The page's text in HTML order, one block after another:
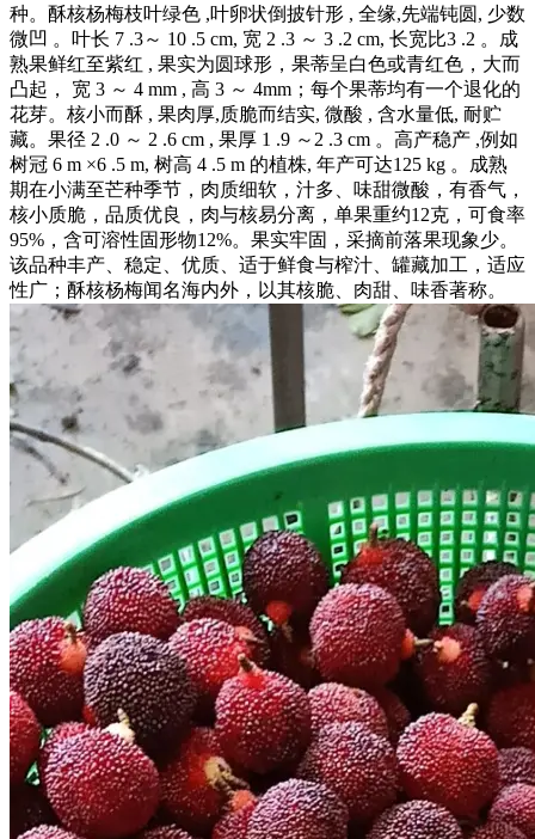
种。酥核杨梅枝叶绿色 ,叶卵状倒披针形 , 全缘,先端钝圆, 少数
微凹 。叶长 7 .3～ 10 .5 cm, 宽 2 .3 ～ 3 .2 cm, 长宽比3 .2 。成
熟果鲜红至紫红 , 果实为圆球形，果蒂呈白色或青红色，大而
凸起， 宽 3 ～ 4 mm , 高 3 ～ 4mm；每个果蒂均有一个退化的
花芽。核小而酥 , 果肉厚,质脆而结实, 微酸 , 含水量低, 耐贮
藏。果径 2 .0 ～ 2 .6 cm , 果厚 1 .9 ～2 .3 cm 。高产稳产 ,例如
树冠 6 m ×6 .5 m, 树高 4 .5 m 的植株, 年产可达125 kg 。成熟
期在小满至芒种季节，肉质细软，汁多、味甜微酸，有香气，
核小质脆，品质优良，肉与核易分离，单果重约12克，可食率
95%，含可溶性固形物12%。果实牢固，采摘前落果现象少。
该品种丰产、稳定、优质、适于鲜食与榨汁、罐藏加工，适应
性广；酥核杨梅闻名海内外，以其核脆、肉甜、味香著称。